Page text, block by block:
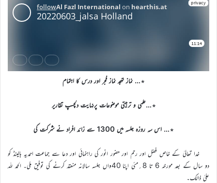
٭… نماز تہجد نماز فجر اور درس کا اہتمام
٭…علمی و تربیتی موضوعات پرنہایت دلچسپ تقاریر
٭… اس سہ روزہ جلسہ میں 1300 سے زائد افراد نے شرکت کی
خدا تعالیٰ کے خاص فضل اور رحم اور حضور انور کی راہنمائی اور دعا سے جماعت احمدیہ ہالینڈ کو
دو سال کے بعد مورخہ 6 تا 8؍مئی اپنا 40واں جلسہ سالانہ منعقد کرنے کی توفیق ملی۔ الحمد للہ
علیٰ ذالک۔